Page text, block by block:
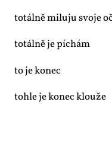
to­tál­ně mi­lu­ju svo­je
to­tál­ně je pí­chám
to je ko­nec
to­hle je ko­nec klou­že